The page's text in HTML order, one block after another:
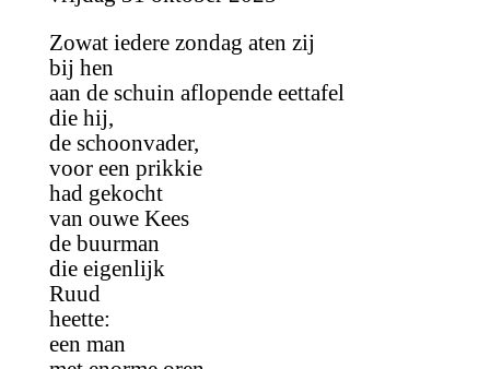
Zowat iedere zondag aten zij
bij hen
aan de schuin aflopende eettafel
die hij,
de schoonvader,
voor een prikkie
had gekocht
van ouwe Kees
de buurman
die eigenlijk
Ruud
heette:
een man